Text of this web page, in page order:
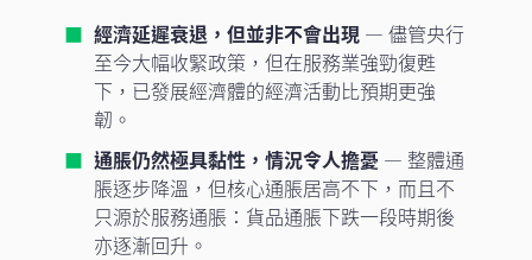
經濟延遲衰退，但並非不會出現— 儘管央行
至今大幅收緊政策，但在服務業強勁復甦
下，已發展經濟體的經濟活動比預期更強
韌。
通脹仍然極具黏性，情況令人擔憂 — 整體通
脹逐步降溫，但核心通脹居高不下，而且不
只源於服務通脹：貨品通脹下跌一段時期後
亦逐漸回升。